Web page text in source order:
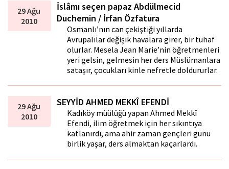
29 Ağu
2010
İslâmı seçen papaz Abdülmecid
Duchemin / İrfan Özfatura
Osmanlı’nın can çekiştiği yıllarda
Avrupalılar değişik havalara girer, bir tuhaf
olurlar. Mesela Jean Marie’nin öğretmenleri
yeri gelsin, gelmesin her ders Müslümanlara
sataşır, çocukları kinle nefretle doldururlar.
29 Ağu
2010
SEYYİD AHMED MEKKÎ EFENDİ
Kadıköy müftülüğü yapan Ahmed Mekkî
Efendi, ilim öğretmek için her sıkıntıya
katlanırdı, ama ahir zaman gençleri günü
birlik yaşar, ders almaktan kaçarlardı.